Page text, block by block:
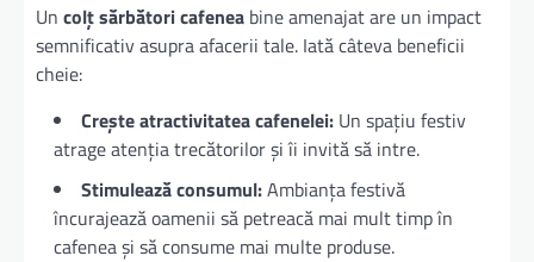
Un colț sărbători cafenea bine amenajat are un impact
semnificativ asupra afacerii tale. Iată câteva beneficii
cheie:
Crește atractivitatea cafenelei: Un spațiu festiv
atrage atenția trecătorilor și îi invită să intre.
Stimulează consumul:Ambianța festivă
încurajează oamenii să petreacă mai mult timp în
cafenea și să consume mai multe produse.